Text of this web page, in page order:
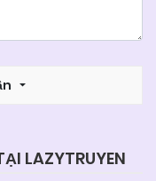
LAZYTRUYEN